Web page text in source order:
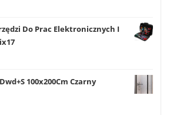
Do Prac Elektronicznych I
100x200Cm Czarny